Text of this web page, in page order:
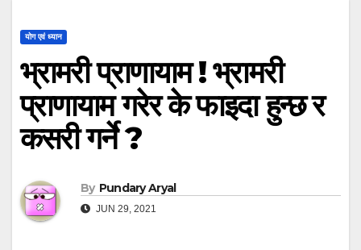
योग एवं ध्यान
भ्रामरी प्राणायाम ! भ्रामरी
प्राणायाम गरेर के फाइदा हुन्छ र
कसरी गर्ने ?
By Pundary Aryal
JUN 29, 2021